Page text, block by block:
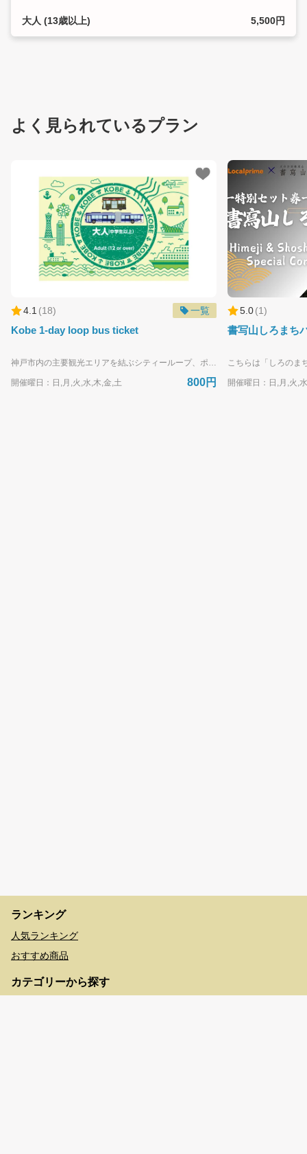
大人 (13歳以上) 5,500円
よく見られているプラン
4.1 (18) 一覧
Kobe 1-day loop bus ticket
神戸市内の主要観光エリアを結ぶシティーループ、ポートループ、神姫バスの路線バス（山手線・神戸空港線を含む神戸中心エリアを運行する路線バス）が1日乗り放題のデジタル乗車券。神戸市内の観光地をぐるっと巡りたい方におすすめです。 ーーーチケット内容ーーー ■ご利用可能日：1 Day Ticket (0:00～24:00まで) ■料金：大人 800円 ■利用制限：大人（12歳以上）からご利用可 ■購入方法：本ページより事前クレジット決済（おひとり1枚） ※お一人で複数名分購入はできません。お手数ですご自身でご購入お願いします。 ＜利用可能なバス＞ ・シティーループ・ポートループ ・山手線下記の神姫バス路線 （ポートアイランド線・神戸空港線・白川台神戸線） ・三宮駅前・地下鉄三宮駅前・京町筋・神戸市立博物館前・新港町・神戸ポートオアシス前・元町商店街・ハーバーランド・神戸駅南口・新開地・湊川公園西口・新神戸駅前 北埠頭※・中埠頭※・港湾短大前※・神戸空港※・ポートアイランド内全線
開催曜日：日,月,火,水,木,金,土 800円
5.0(1)
書写山しろまち
開催曜日：日,月,火,
ランキング
人気ランキング
おすすめ商品
カテゴリーから探す